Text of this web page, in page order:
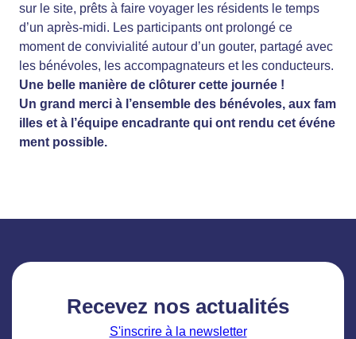
sur le site, prêts à faire voyager les résidents le temps
d’un après-midi. Les participants ont prolongé ce
moment de convivialité autour d’un gouter, partagé avec
les bénévoles, les accompagnateurs et les conducteurs.
Une belle manière de clôturer cette journée !
Un grand merci à l’ensemble des bénévoles, aux fam
illes et à l’équipe encadrante qui ont rendu cet événe
ment possible.
Recevez nos actualités
S'inscrire à la newsletter